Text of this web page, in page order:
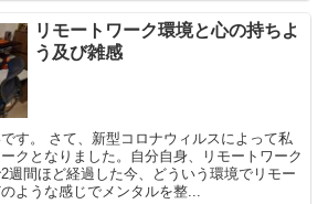
リモートワーク環境と心の持ちよ
う及び雑感
す。 さて、新型コロナウィルスによって私
クとなりました。自分自身、リモートワーク
週間ほど経過した今、どういう環境でリモー
ような感じでメンタルを整...